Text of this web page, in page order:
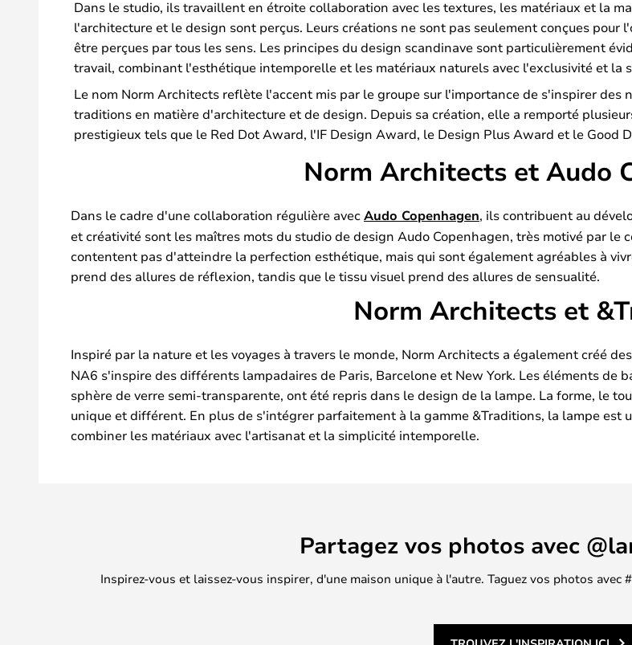
Dans le studio, ils travaillent en étroite collaboration avec les textures, les matériaux et la
l'architecture et le design sont perçus. Leurs créations ne sont pas seulement conçues pour
être perçues par tous les sens. Les principes du design scandinave sont particulièrement
travail, combinant l'esthétique intemporelle et les matériaux naturels avec l'exclusivité et la
Le nom Norm Architects reflète l'accent mis par le groupe sur l'importance de s'inspirer des
traditions en matière d'architecture et de design. Depuis sa création, elle a remporté
prestigieux tels que le Red Dot Award, l'IF Design Award, le Design Plus Award et le Good
Norm Architects et Audo
Dans le cadre d'une collaboration régulière avecAudo Copenhagen, ils contribuent au
et créativité sont les maîtres mots du studio de design Audo Copenhagen, très motivé par le
contentent pas d'atteindre la perfection esthétique, mais qui sont également agréables à
prend des allures de réflexion, tandis que le tissu visuel prend des allures de sensualité.
Norm Architects et
Inspiré par la nature et les voyages à travers le monde, Norm Architects a également créé
NA6 s'inspire des différents lampadaires de Paris, Barcelone et New York. Les éléments de
sphère de verre semi-transparente, ont été repris dans le design de la lampe. La forme, le
unique et différent. En plus de s'intégrer parfaitement à la gamme &Traditions, la lampe est
combiner les matériaux avec l'artisanat et la simplicité intemporelle.
Partagez vos photos avec
Inspirez-vous et laissez-vous inspirer, d'une maison unique à l'autre. Taguez vos photos